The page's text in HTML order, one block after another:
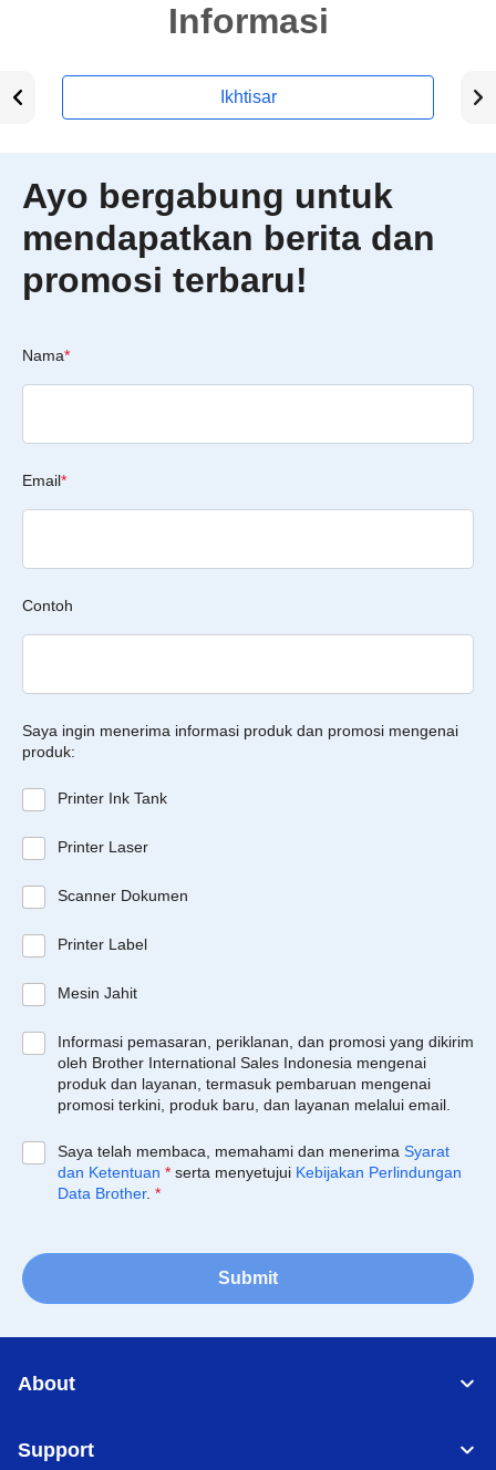
Informasi
Ikhtisar
Ayo bergabung untuk
mendapatkan berita dan
promosi terbaru!
Nama*
Email*
Contoh
Saya ingin menerima informasi produk dan promosi mengenai
produk:
Printer Ink Tank
Printer Laser
Scanner Dokumen
Printer Label
Mesin Jahit
Informasi pemasaran, periklanan, dan promosi yang dikirim
oleh Brother International Sales Indonesia mengenai
produk dan layanan, termasuk pembaruan mengenai
promosi terkini, produk baru, dan layanan melalui email.
Saya telah membaca, memahami dan menerima Syarat
dan Ketentuan * serta menyetujui Kebijakan Perlindungan
Data Brother. *
Submit
About
Support